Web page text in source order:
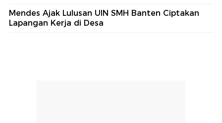
Mendes Ajak Lulusan UIN SMH Banten Ciptakan
Lapangan Kerja di Desa